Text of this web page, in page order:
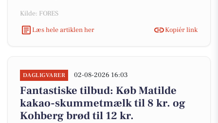
Kilde: FORES
Læs hele artiklen her
Kopiér link
DAGLIGVARER 02-08-2026 16:03
Fantastiske tilbud: Køb Matilde
kakao-skummetmælk til 8 kr. og
Kohberg brød til 12 kr.